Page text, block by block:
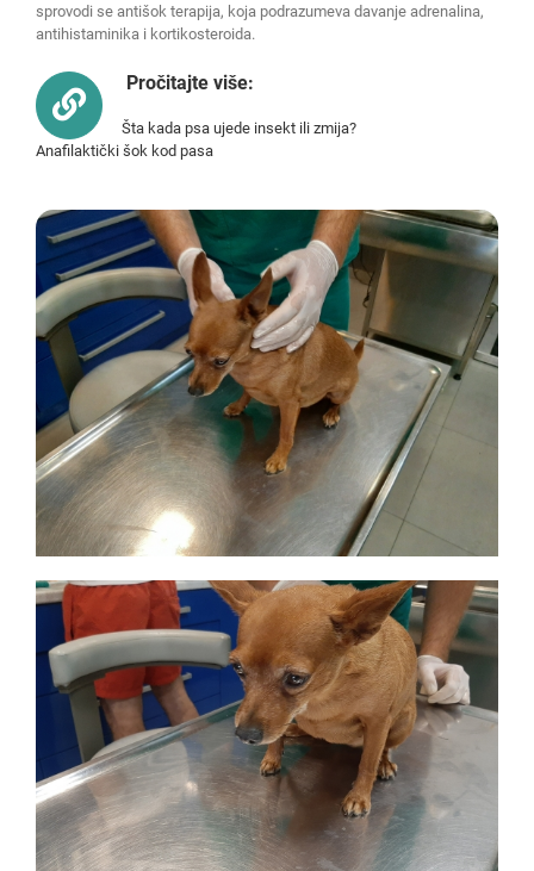
sprovodi se antišok terapija, koja podrazumeva davanje adrenalina,
antihistaminika i kortikosteroida.
Pročitajte više:
Šta kada psa ujede insekt ili zmija?
Anafilaktički šok kod pasa